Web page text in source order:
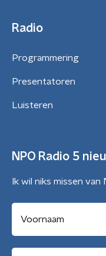
Radio
Programmering
Presentatoren
Luisteren
NPO Radio 5
Ik wil niks missen van